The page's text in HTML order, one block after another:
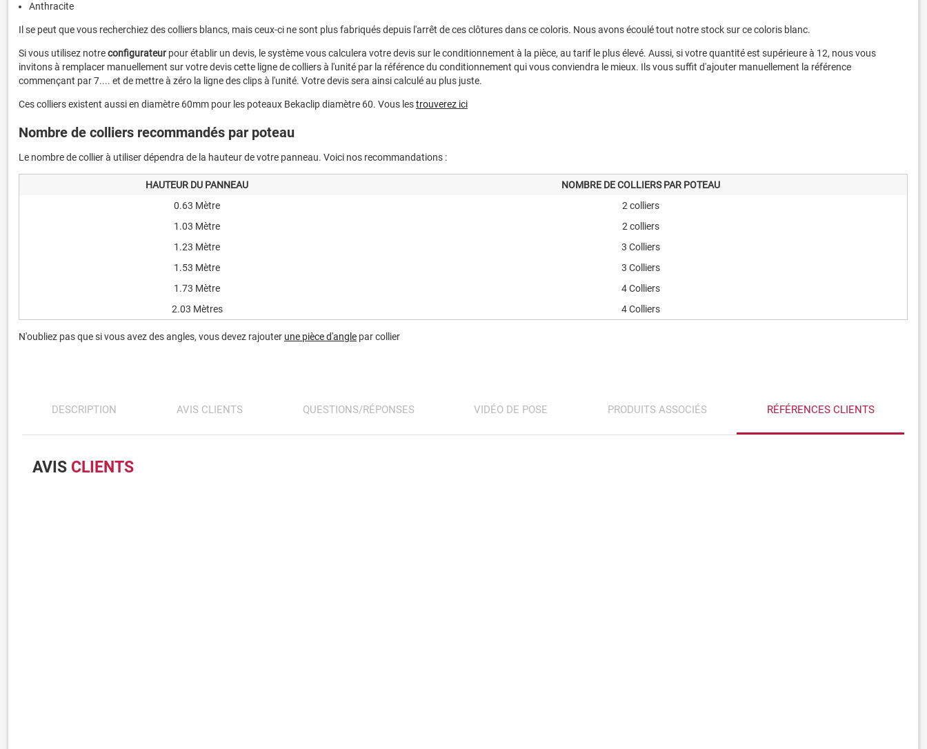
Anthracite
Il se peut que vous recherchiez des colliers blancs, mais ceux-ci ne sont plus fabriqués depuis l'arrêt de ces clôtures dans ce coloris. Nous avons écoulé tout notre stock sur ce coloris blanc.
Si vous utilisez notreconfigurateur pour établir un devis, le système vous calculera votre devis sur le conditionnement à la pièce, au tarif le plus élevé. Aussi, si votre quantité est supérieure à 12, nous vous
invitons à remplacer manuellement sur votre devis cette ligne de colliers à l'unité par la référence du conditionnement qui vous conviendra le mieux. Ils vous suffit d'ajouter manuellement la référence
commençant par 7.... et de mettre à zéro la ligne des clips à l'unité. Votre devis sera ainsi calculé au plus juste.
Ces colliers existent aussi en diamètre 60mm pour les poteaux Bekaclip diamètre 60. Vous lestrouverez ici
Nombre de colliers recommandés par poteau
Le nombre de collier à utiliser dépendra de la hauteur de votre panneau. Voici nos recommandations :
HAUTEUR DU PANNEAU
NOMBRE DE COLLIERS PAR POTEAU
0.63 Mètre
2 colliers
1.03 Mètre
2 colliers
1.23 Mètre
3 Colliers
1.53 Mètre
3 Colliers
1.73 Mètre
4 Colliers
2.03 Mètres
4 Colliers
N'oubliez pas que si vous avez des angles, vous devez rajouter une pièce d'angle par collier
DESCRIPTION AVIS CLIENTS QUESTIONS/RÉPONSES VIDÉO DE POSE PRODUITS ASSOCIÉS RÉFÉRENCES CLIENTS
AVIS CLIENTS